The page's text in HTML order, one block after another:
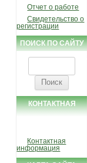
Отчет о работе
Свидетельство о
регистрации
ПОИСК ПО САЙТУ
КОНТАКТНАЯ
Контактная
информация